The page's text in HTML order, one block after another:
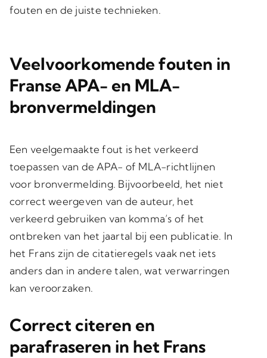
fouten en de juiste technieken.
Veelvoorkomende fouten in
Franse APA- en MLA-
bronvermeldingen
Een veelgemaakte fout is het verkeerd
toepassen van deAPA- of MLA-richtlijnen
voor bronvermelding. Bijvoorbeeld, het niet
correct weergeven van de auteur, het
verkeerd gebruiken van komma’s of het
ontbreken van het jaartal bij een publicatie. In
het Frans zijn de citatieregels vaak net iets
anders dan in andere talen, wat verwarringen
kan veroorzaken.
Correct citeren en
parafraseren in het Frans